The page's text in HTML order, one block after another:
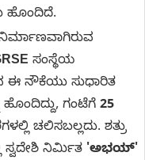
ಹೊಂದಿದೆ.
ನಿರ್ಮಾಣವಾಗಿರುವ
ಸಂಸ್ಥೆಯ
ಈ ನೌಕೆಯು ಸುಧಾರಿತ
ಹೊಂದಿದ್ದು, ಗಂಟೆಗೆ 25
ಚಲಿಸಬಲ್ಲದು. ಶತ್ರು
ಸ್ವದೇಶಿ ನಿರ್ಮಿತ 'ಅಭಯ್'